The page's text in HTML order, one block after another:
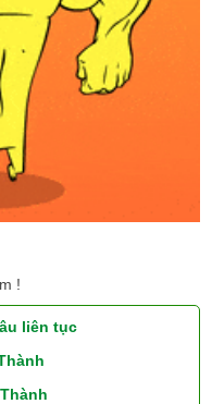
!
liên tục